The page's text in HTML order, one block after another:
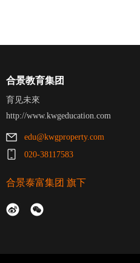
合景教育集团
育见未來
http://www.kwgeducation.com
edu@kwgproperty.com
020-38117583
合景泰富集团 旗下